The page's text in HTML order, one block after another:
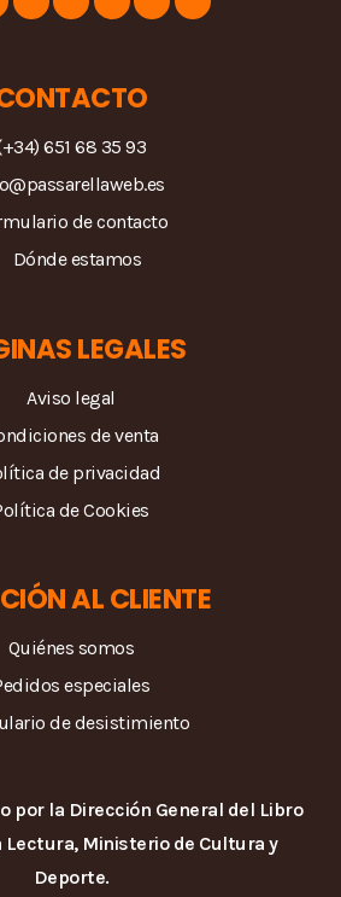
651 68 35 93
de contacto
Dónde estamos
LEGALES
Aviso legal
de venta
de privacidad
de Cookies
AL CLIENTE
Quiénes somos
especiales
de desistimiento
por la Dirección General del Libro
Lectura, Ministerio de Cultura y
Deporte.